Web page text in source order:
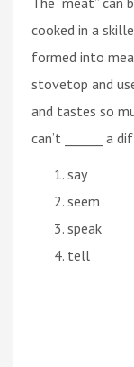
cooked in a
formed into
stovetop and
and tastes so
can’t ______ a
say
seem
speak
tell